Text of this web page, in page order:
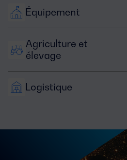
Équipement
Agriculture et
élevage
Logistique